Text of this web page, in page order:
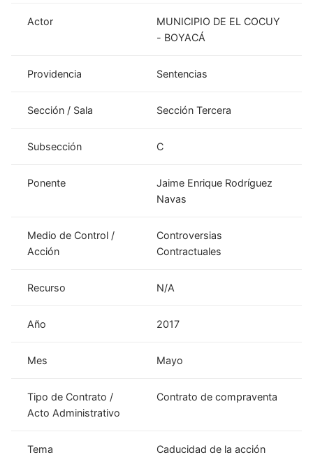
Actor
MUNICIPIO DE EL COCUY
- BOYACÁ
Providencia Sentencias
Sección / Sala Sección Tercera
Subsección C
Ponente
Jaime Enrique Rodríguez
Navas
Medio de Control /
Acción
Controversias
Contractuales
Recurso N/A
Año 2017
Mes Mayo
Tipo de Contrato /
Acto Administrativo
Contrato de compraventa
Tema Caducidad de la acción